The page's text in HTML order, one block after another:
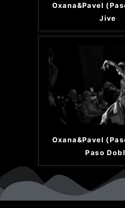
Oxana&Pavel
Jive
Oxana&Pavel
Paso